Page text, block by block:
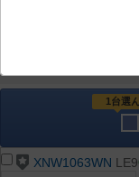
1台選
XNW1063WN LE9